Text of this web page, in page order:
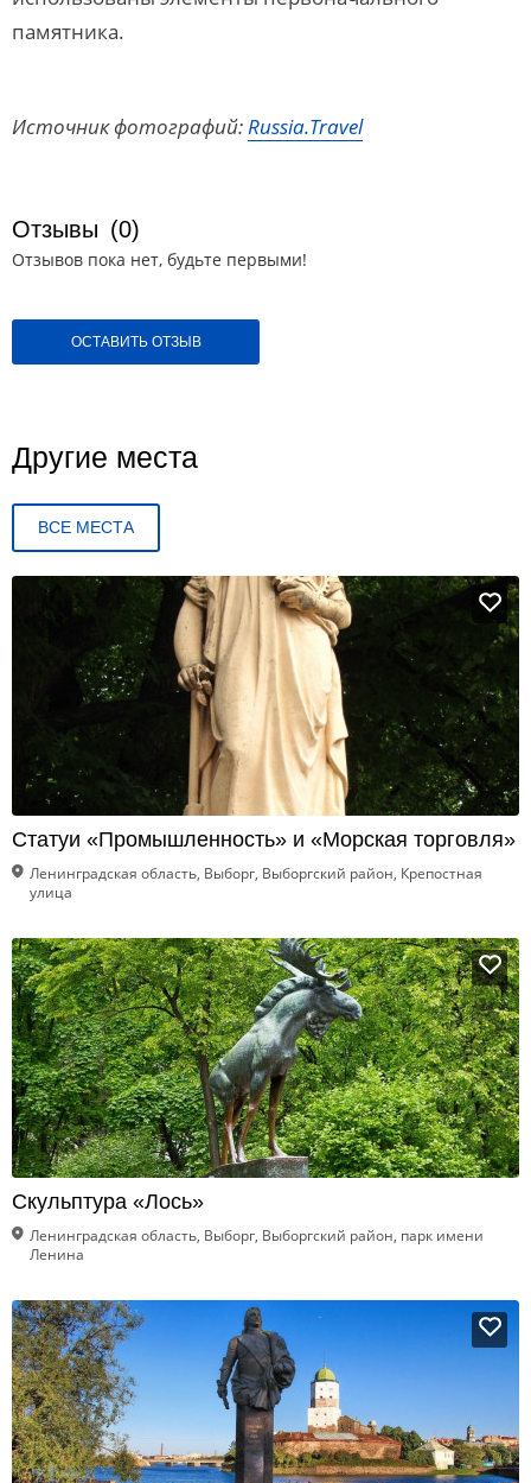
памятника.
Источник фотографий:Russia.Travel
Отзывы (0)
Отзывов пока нет, будьте первыми!
ОСТАВИТЬ ОТЗЫВ
Другие места
ВСЕ МЕСТА
Статуи «Промышленность» и «Морская торговля»
Ленинградская область, Выборг, Выборгский район, Крепостная
улица
Скульптура «Лось»
Ленинградская область, Выборг, Выборгский район, парк имени
Ленина